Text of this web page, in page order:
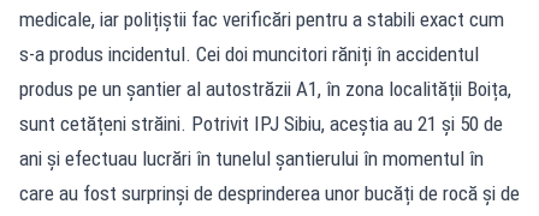
medicale, iar polițiștii fac verificări pentru a stabili exact cum
s-a produs incidentul. Cei doi muncitori răniți în accidentul
produs pe un șantier al autostrăzii A1, în zona localității Boița,
sunt cetățeni străini. Potrivit IPJ Sibiu, aceștia au 21 și 50 de
ani și efectuau lucrări în tunelul șantierului în momentul în
care au fost surprinși de desprinderea unor bucăți de rocă și de